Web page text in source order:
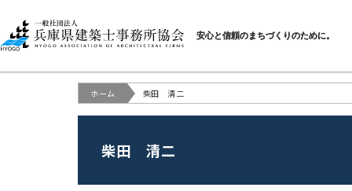
一般社団法人 兵庫県建
安心と信頼のまちづくりのために。
ホーム 柴田 清二
柴田 清二